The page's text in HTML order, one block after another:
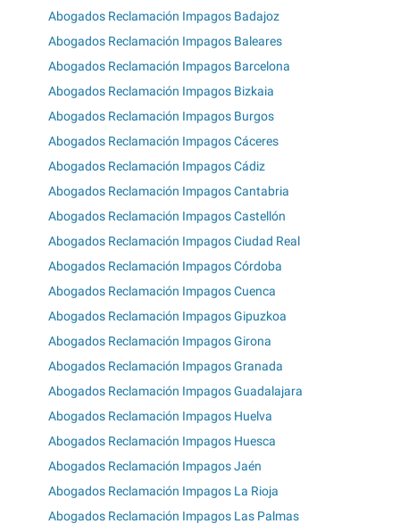
Abogados Reclamación Impagos Badajoz
Abogados Reclamación Impagos Baleares
Abogados Reclamación Impagos Barcelona
Abogados Reclamación Impagos Bizkaia
Abogados Reclamación Impagos Burgos
Abogados Reclamación Impagos Cáceres
Abogados Reclamación Impagos Cádiz
Abogados Reclamación Impagos Cantabria
Abogados Reclamación Impagos Castellón
Abogados Reclamación Impagos Ciudad Real
Abogados Reclamación Impagos Córdoba
Abogados Reclamación Impagos Cuenca
Abogados Reclamación Impagos Gipuzkoa
Abogados Reclamación Impagos Girona
Abogados Reclamación Impagos Granada
Abogados Reclamación Impagos Guadalajara
Abogados Reclamación Impagos Huelva
Abogados Reclamación Impagos Huesca
Abogados Reclamación Impagos Jaén
Abogados Reclamación Impagos La Rioja
Abogados Reclamación Impagos Las Palmas